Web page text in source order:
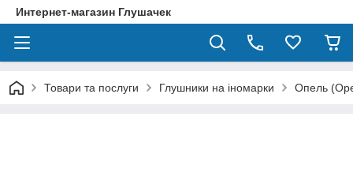
Интернет-магазин Глушачек
Товари та послуги Глушники на іномарки Опель